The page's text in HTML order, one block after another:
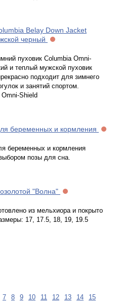
Belay Down Jacket
черный
пуховик Columbia Omni-
и теплый мужской пуховик
подходит для зимнего
и занятий спортом.
Shield
беременных и кормления
беременных и кормления
позы для сна.
"Волна"
из мельхиора и покрыто
17, 17.5, 18, 19, 19.5
7 8 9 10 11 12 13 14 15